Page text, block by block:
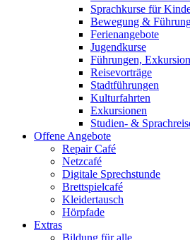
Sprachkurse für
Bewegung &
Ferienangebote
Jugendkurse
Führungen,
Reisevorträge
Stadtführungen
Kulturfahrten
Exkursionen
Studien- &
Offene Angebote
Repair Café
Netzcafé
Digitale Sprechstunde
Brettspielcafé
Kleidertausch
Hörpfade
Extras
Bildung für alle